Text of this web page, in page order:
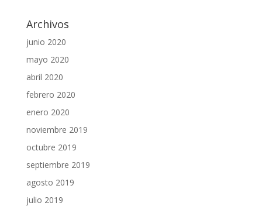
Archivos
junio 2020
mayo 2020
abril 2020
febrero 2020
enero 2020
noviembre 2019
octubre 2019
septiembre 2019
agosto 2019
julio 2019